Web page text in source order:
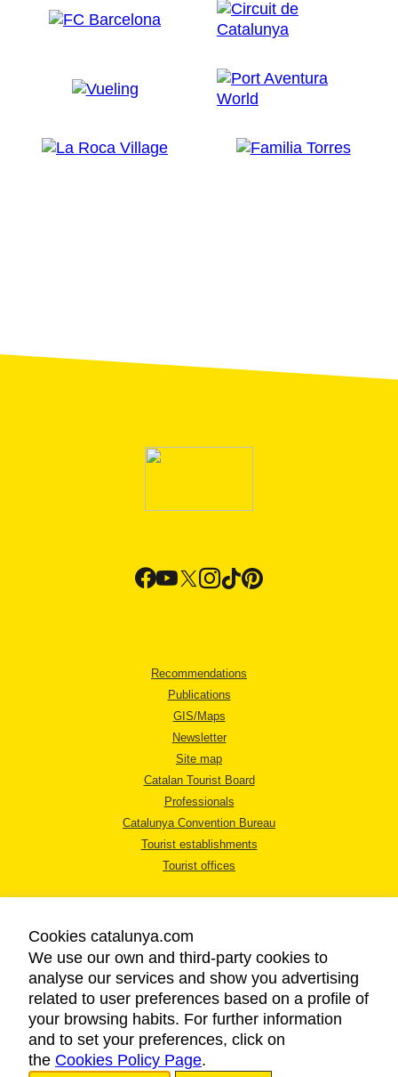
Recommendations
Publications
GIS/Maps
Newsletter
Site map
Catalan Tourist Board
Professionals
Catalunya Convention Bureau
Tourist establishments
Tourist offices
LEGAL NOTICE
PRIVACY POLICY
COOKIES POLICY
ACCESSIBILITY
Cookies catalunya.com
We use our own and third-party cookies to
analyse our services and show you advertising
related to user preferences based on a profile of
your browsing habits. For further information
and to set your preferences, click on
the Cookies Policy Page.